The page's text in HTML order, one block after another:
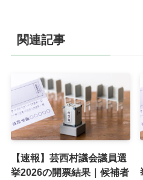
関連記事
【速報】芸西村議会議員選
挙2026の開票結果｜候補者